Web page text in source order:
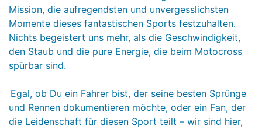
Mission, die aufregendsten und unvergesslichsten
Momente dieses fantastischen Sports festzuhalten.
Nichts begeistert uns mehr, als die Geschwindigkeit,
den Staub und die pure Energie, die beim Motocross
spürbar sind.
Egal, ob Du ein Fahrer bist, der seine besten Sprünge
und Rennen dokumentieren möchte, oder ein Fan, der
die Leidenschaft für diesen Sport teilt – wir sind hier,